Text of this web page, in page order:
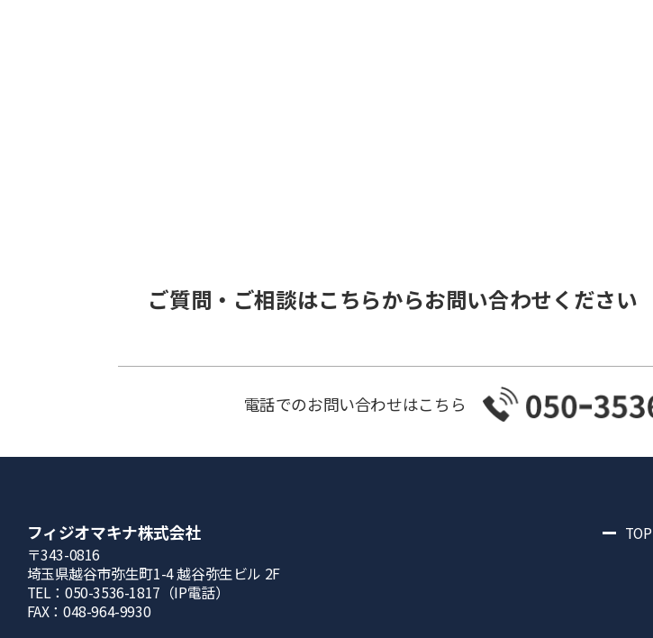
ご質問・ご相談はこちらからお問い合わせください
電話でのお問い合わせはこちら
フィジオマキナ株式会社
〒343-0816
埼⽟県越⾕市弥⽣町1-4 越⾕弥⽣ビル 2F
TEL：050-3536-1817（IP電話）
FAX：048-964-9930
TOP